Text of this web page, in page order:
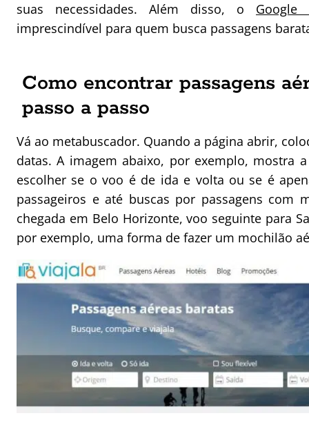
suas necessidades. Além disso, o Google
imprescindível para quem busca passagens
Como encontrar passagens
passo a passo
Vá ao metabuscador. Quando a página abrir,
datas. A imagem abaixo, por exemplo, mostra
escolher se o voo é de ida e volta ou se é
passageiros e até buscas por passagens com
chegada em Belo Horizonte, voo seguinte para
por exemplo, uma forma de fazer um mochilão